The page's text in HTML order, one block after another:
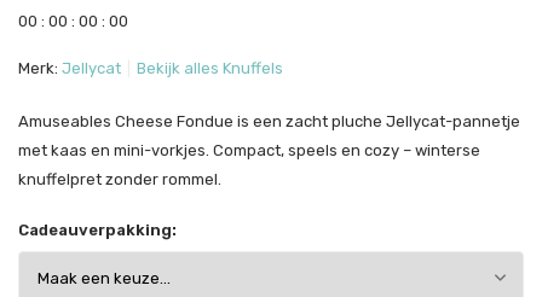
00 : 00 : 00 : 00
Merk: Jellycat Bekijk alles Knuffels
Amuseables Cheese Fondue is een zacht pluche Jellycat-pannetje
met kaas en mini-vorkjes. Compact, speels en cozy – winterse
knuffelpret zonder rommel.
Cadeauverpakking: